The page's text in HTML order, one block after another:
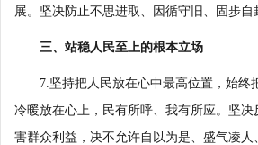
展。坚决防止不思进取、因循守旧、固步自
三、站稳人民至上的根本立场
7.坚持把人民放在心中最高位置，始终
冷暖放在心上，民有所呼、我有所应。坚决
害群众利益，决不允许自以为是、盛气凌人